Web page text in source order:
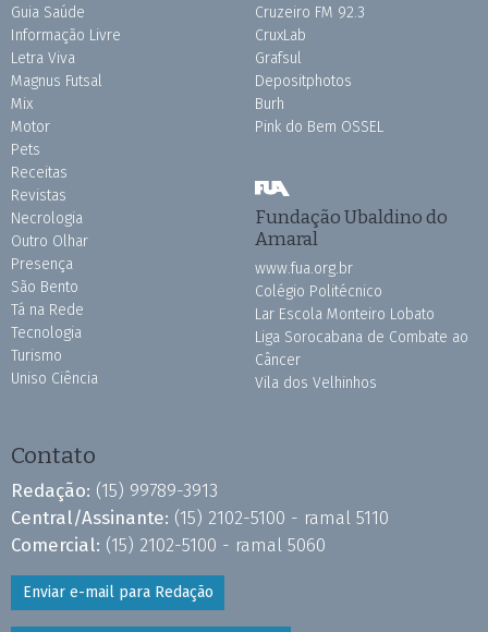
Guia Saúde
Informação Livre
Letra Viva
Magnus Futsal
Mix
Motor
Pets
Receitas
Revistas
Necrologia
Outro Olhar
Presença
São Bento
Tá na Rede
Tecnologia
Turismo
Uniso Ciência
Cruzeiro FM 92.3
CruxLab
Grafsul
Depositphotos
Burh
Pink do Bem OSSEL
Fundação Ubaldino do
Amaral
www.fua.org.br
Colégio Politécnico
Lar Escola Monteiro Lobato
Liga Sorocabana de Combate ao
Câncer
Vila dos Velhinhos
Contato
Redação: (15) 99789-3913
Central/Assinante: (15) 2102-5100 - ramal 5110
Comercial: (15) 2102-5100 - ramal 5060
Enviar e-mail para Redação